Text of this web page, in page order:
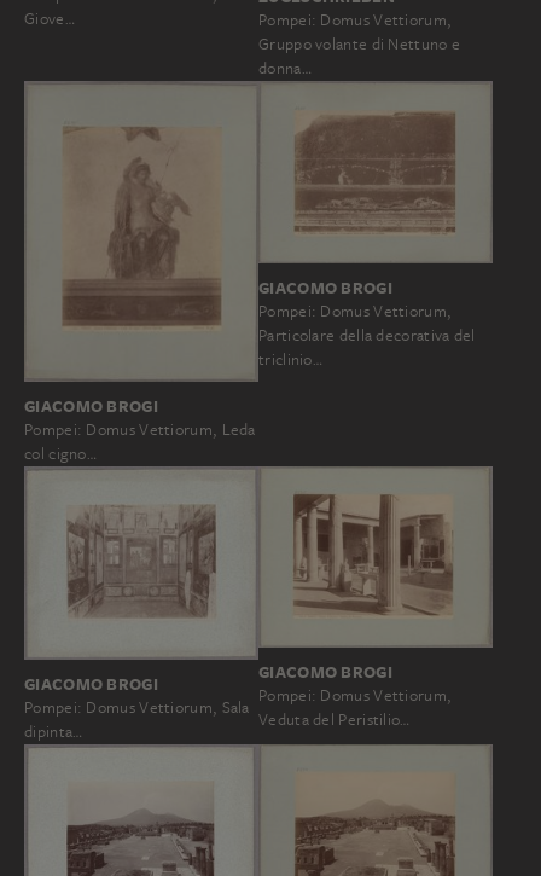
Giove…
Pompei: Domus Vettiorum,
Gruppo volante di Nettuno e
donna…
GIACOMO BROGI
Pompei: Domus Vettiorum, Leda
col cigno…
GIACOMO BROGI
Pompei: Domus Vettiorum,
Particolare della decorativa del
triclinio…
GIACOMO BROGI
Pompei: Domus Vettiorum, Sala
dipinta…
GIACOMO BROGI
Pompei: Domus Vettiorum,
Veduta del Peristilio…